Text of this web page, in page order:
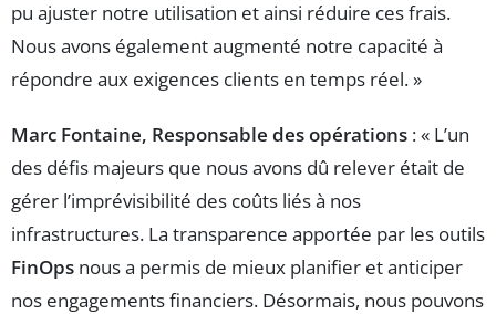
pu ajuster notre utilisation et ainsi réduire ces frais.
Nous avons également augmenté notre capacité à
répondre aux exigences clients en temps réel. »
Marc Fontaine, Responsable des opérations : « L’un
des défis majeurs que nous avons dû relever était de
gérer l’imprévisibilité des coûts liés à nos
infrastructures. La transparence apportée par les outils
FinOps nous a permis de mieux planifier et anticiper
nos engagements financiers. Désormais, nous pouvons